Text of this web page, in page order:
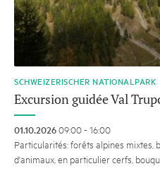
SCHWEIZERISCHER NATIONALPARK
Excursion guidée Val
01.10.202609:00 - 16:00
Particularités: forêts alpines mixtes,
d'animaux, en particulier cerfs,